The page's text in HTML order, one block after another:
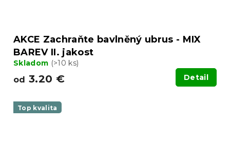
AKCE Zachraňte bavlněný ubrus - MIX
BAREV II. jakost
Skladom (>10 ks)
od 3.20 € Detail
Top kvalita